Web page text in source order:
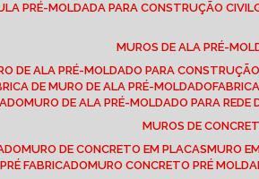
PRÉ-MOLDADA PARA CONSTRUÇÃO CIVIL
MUROS DE ALA PRÉ-
DE ALA PRÉ-MOLDADO PARA
DE MURO DE ALA PRÉ-MOLDADO
MURO DE ALA PRÉ-MOLDADO PARA REDE
MUROS DE
MURO DE CONCRETO EM PLACAS MURO
FABRICADO MURO CONCRETO PRÉ